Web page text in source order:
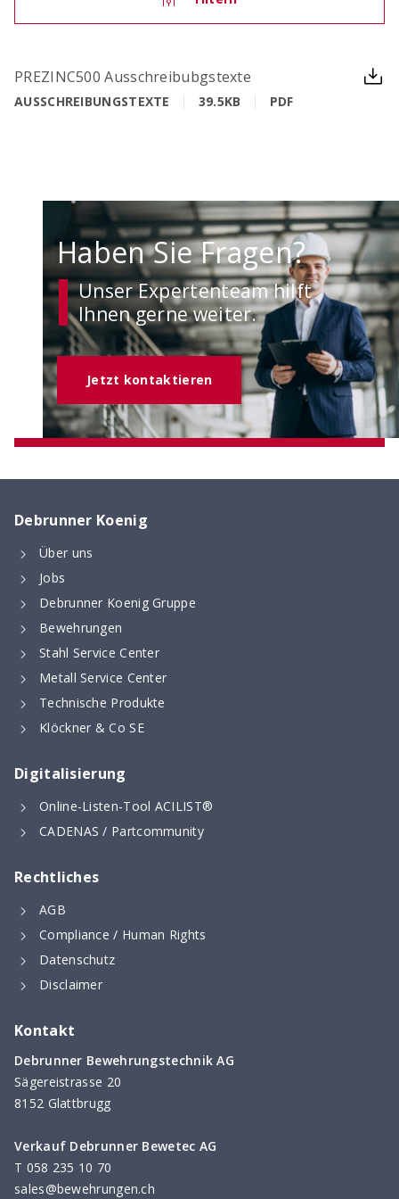
OCIMA – Lebensdauerbemessung
Ziellebensdauer von Stahlbetonbauwerken in der
Planungsphase überprüfen
ACILIST
Bewehrungstechnik-Listen einfach und schnell
erstellen
Digitaler Bewehrungsschieber
Stoss- & Verankerungslängen und
Mindestabmessungen von Abbiegeformen -
digital berechnet nach neuer SIA 262 (2025)
PREZINC500 Ausschreibubgstexte
AUSSCHREIBUNGSTEXTE 39.5KB PDF
Haben Sie Fragen?
Unser Expertenteam hilft
Ihnen gerne weiter.
Jetzt kontaktieren
Debrunner Koenig
Über uns
Jobs
Debrunner Koenig Gruppe
Bewehrungen
Stahl Service Center
Metall Service Center
Technische Produkte
Klöckner & Co SE
Digitalisierung
Online-Listen-Tool ACILIST®
CADENAS / Partcommunity
Rechtliches
AGB
Compliance / Human Rights
Datenschutz
Disclaimer
Kontakt
Debrunner Bewehrungstechnik AG
Sägereistrasse 20
8152 Glattbrugg
Verkauf Debrunner Bewetec AG
T 058 235 10 70
sales@bewehrungen.ch